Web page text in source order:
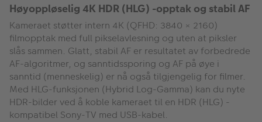
Høyoppløselig 4K HDR (HLG) -opptak og stabil AF
Kameraet støtter intern 4K (QFHD: 3840 × 2160)
filmopptak med full pikselavlesning og uten at piksler
slås sammen. Glatt, stabil AF er resultatet av forbedrede
AF-algoritmer, og sanntidssporing og AF på øye i
sanntid (menneskelig) er nå også tilgjengelig for filmer.
Med HLG-funksjonen (Hybrid Log-Gamma) kan du nyte
HDR-bilder ved å koble kameraet til en HDR (HLG) -
kompatibel Sony-TV med USB-kabel.